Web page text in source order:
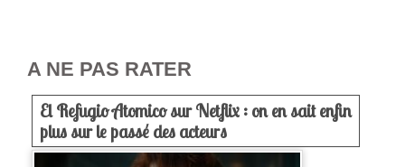
A NE PAS RATER
El Refugio Atomico sur Netflix : on en sait enfin
plus sur le passé des acteurs